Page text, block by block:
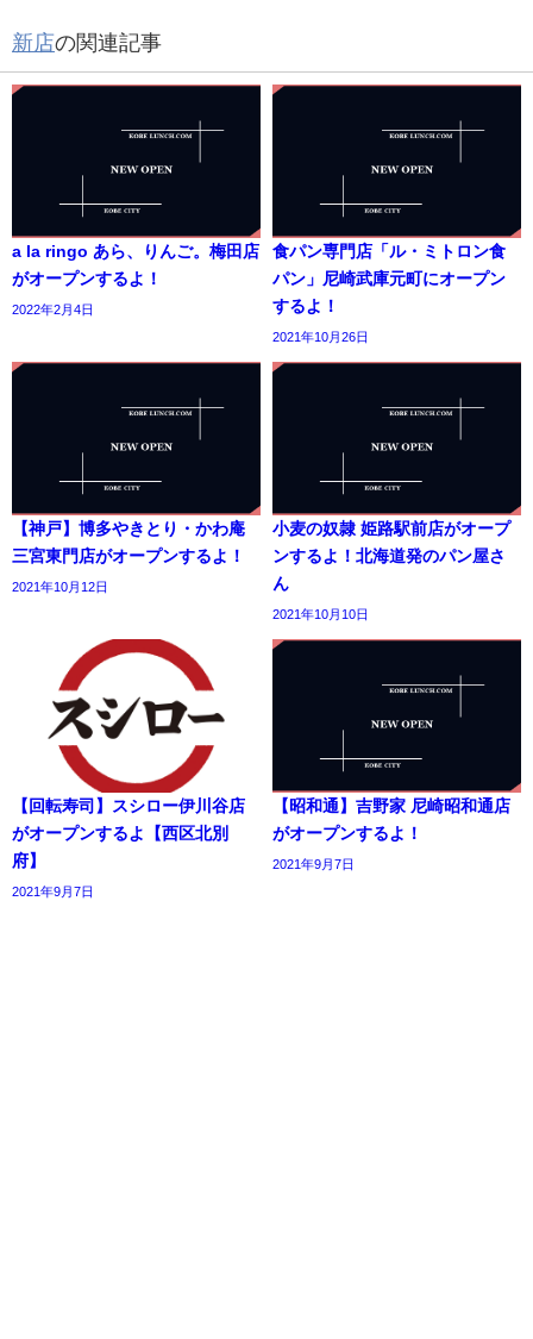
新店の関連記事
a la ringo あら、りんご。梅田店
がオープンするよ！
2022年2月4日
食パン専門店「ル・ミトロン食
パン」尼崎武庫元町にオープン
するよ！
2021年10月26日
【神戸】博多やきとり・かわ庵
三宮東門店がオープンするよ！
2021年10月12日
小麦の奴隷 姫路駅前店がオープ
ンするよ！北海道発のパン屋さ
ん
2021年10月10日
【回転寿司】スシロー伊川谷店
がオープンするよ【西区北別
府】
2021年9月7日
【昭和通】吉野家 尼崎昭和通店
がオープンするよ！
2021年9月7日